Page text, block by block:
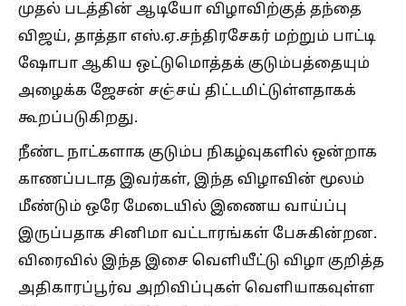
முதல் படத்தின் ஆடியோ விழாவிற்குத் தந்தை
விஜய், தாத்தா எஸ்.ஏ.சந்திரசேகர் மற்றும் பாட்டி
ஷோபா ஆகிய ஒட்டுமொத்தக் குடும்பத்தையும்
அழைக்க ஜேசன் சஞ்சய் திட்டமிட்டுள்ளதாகக்
கூறப்படுகிறது.
நீண்ட நாட்களாக குடும்ப நிகழ்வுகளில் ஒன்றாக
காணப்படாத இவர்கள், இந்த விழாவின் மூலம்
மீண்டும் ஒரே மேடையில் இணைய வாய்ப்பு
இருப்பதாக சினிமா வட்டாரங்கள் பேசுகின்றன.
விரைவில் இந்த இசை வெளியீட்டு விழா குறித்த
அதிகாரப்பூர்வ அறிவிப்புகள் வெளியாகவுள்ள